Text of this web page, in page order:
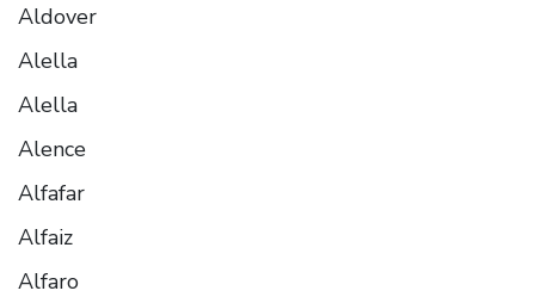
Aldover
Alella
Alella
Alence
Alfafar
Alfaiz
Alfaro